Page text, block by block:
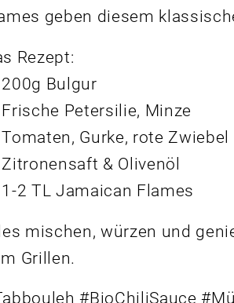
geben diesem
Rezept:
Bulgur
Petersilie, Minze
Gurke, rote Zwiebel
& Olivenöl
2 TL Jamaican Flames
mischen, würzen und
Grillen.
#BioChiliSauce